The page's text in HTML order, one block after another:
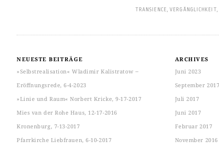
TRANSIENCE,VERGÄNGLICHKEIT,
NEUESTE BEITRÄGE
»Selbstrealisation« Wladimir Kalistratow ‒
Eröffnungsrede, 6-4-2023
»Linie und Raum« Norbert Kricke, 9-17-2017
Mies van der Rohe Haus, 12-17-2016
Kronenburg, 7-13-2017
Pfarrkirche Liebfrauen, 6-10-2017
ARCHIVES
Juni 2023
September
Juli 2017
Juni 2017
Februar 2017
November 2016